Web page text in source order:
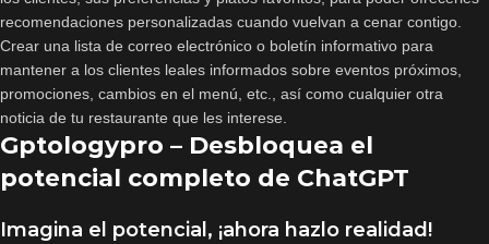
recomendaciones personalizadas cuando vuelvan a cenar contigo.
Crear una lista de correo electrónico o boletín informativo para
mantener a los clientes leales informados sobre eventos próximos,
promociones, cambios en el menú, etc., así como cualquier otra
noticia de tu restaurante que les interese.
Gptologypro – Desbloquea el
potencial completo de ChatGPT
Imagina el potencial, ¡ahora hazlo realidad!